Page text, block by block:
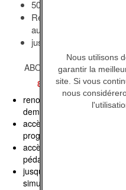
Nous utilisons
garantir la
site. Si vous
nous
50% de réduction par
Renouvelable sur
automatique)
jusqu’à 5 utilisateurs
ABONNEMENT ANNUEL
89,90€ pour 1 an
renouvellement sur
demande
accès à l’intégralité des
programmes
accès aux documents
pédagogiques
jusqu'à cinq utilisateurs
simultanés